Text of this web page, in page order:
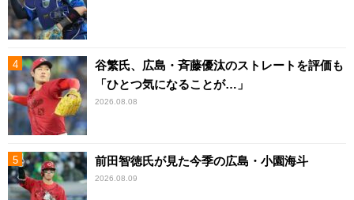
谷繁氏、広島・斉藤優汰のストレートを評価も
「ひとつ気になることが…」
2026.08.08
前田智徳氏が見た今季の広島・小園海斗
2026.08.09